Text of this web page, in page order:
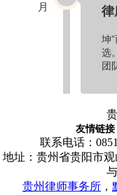
月
律
坤
选
团
友情链接
联系电话：
地址：贵州省贵阳市
贵州律师事务所 ，